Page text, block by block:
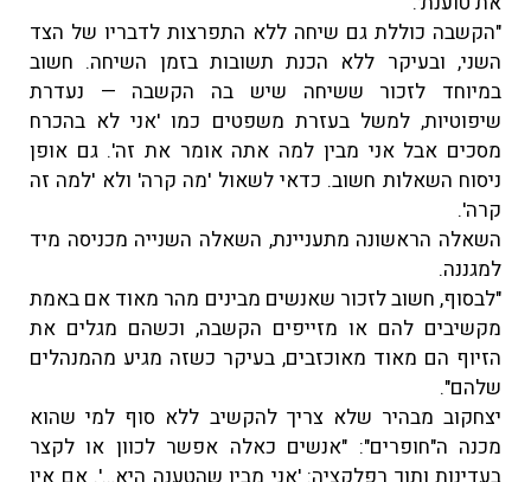
"הקשבה כוללת גם שיחה ללא התפרצות לדבריו של הצד
השני, ובעיקר ללא הכנת תשובות בזמן השיחה. חשוב
במיוחד לזכור ששיחה שיש בה הקשבה — נעדרת
שיפוטיות, למשל בעזרת משפטים כמו 'אני לא בהכרח
מסכים אבל אני מבין למה אתה אומר את זה'. גם אופן
ניסוח השאלות חשוב. כדאי לשאול 'מה קרה' ולא 'למה זה
קרה'.
השאלה הראשונה מתעניינת, השאלה השנייה מכניסה מיד
למגננה.
"לבסוף, חשוב לזכור שאנשים מבינים מהר מאוד אם באמת
מקשיבים להם או מזייפים הקשבה, וכשהם מגלים את
הזיוף הם מאוד מאוכזבים, בעיקר כשזה מגיע מהמנהלים
שלהם".
יצחקוב מבהיר שלא צריך להקשיב ללא סוף למי שהוא
מכנה ה"חופרים": "אנשים כאלה אפשר לכוון או לקצר